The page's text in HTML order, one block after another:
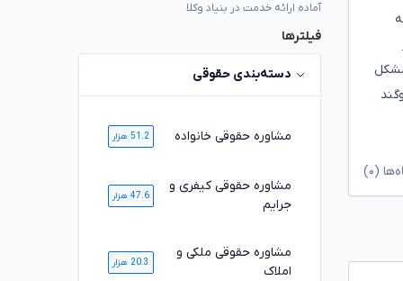
که
(۰)
آماده ارائه خدمت در بنیاد وکلا
فیلترها
دسته‌بندی حقوقی
مشاوره حقوقی خانواده 51.2 هزار
مشاوره حقوقی کیفری و
جرایم
47.6 هزار
مشاوره حقوقی ملکی و
املاک
20.3 هزار